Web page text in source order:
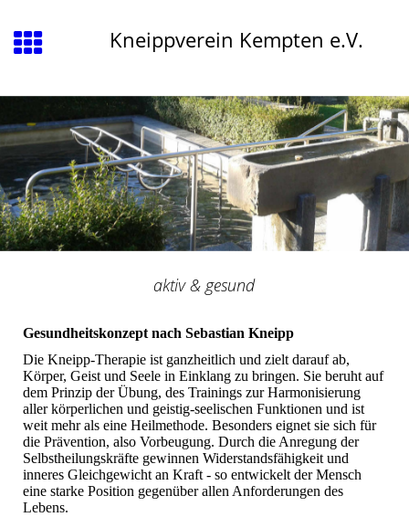
Kneippverein Kempten e.V.
aktiv & gesund
Gesundheitskonzept nach Sebastian Kneipp
Die Kneipp-Therapie ist ganzheitlich und zielt darauf ab,
Körper, Geist und Seele in Einklang zu bringen. Sie beruht auf
dem Prinzip der Übung, des Trainings zur Harmonisierung
aller körperlichen und geistig-seelischen Funktionen und ist
weit mehr als eine Heilmethode. Besonders eignet sie sich für
die Prävention, also Vorbeugung. Durch die Anregung der
Selbstheilungskräfte gewinnen Widerstandsfähigkeit und
inneres Gleichgewicht an Kraft - so entwickelt der Mensch
eine starke Position gegenüber allen Anforderungen des
Lebens.